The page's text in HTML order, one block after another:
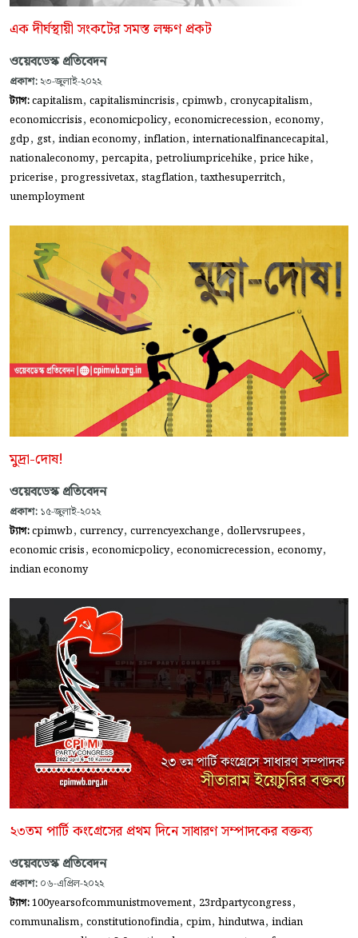
এক দীর্ঘস্থায়ী সংকটের সমস্ত লক্ষণ প্রকট
ওয়েবডেস্ক প্রতিবেদন
প্রকাশ: ২৩-জুলাই-২০২২
ট্যাগ:capitalism, capitalismincrisis, cpimwb, cronycapitalism,
economiccrisis, economicpolicy, economicrecession, economy,
gdp, gst, indian economy, inflation, internationalfinancecapital,
nationaleconomy, percapita, petroliumpricehike, price hike,
pricerise, progressivetax, stagflation,taxthesuperritch,
unemployment
মুদ্রা-দোষ!
ওয়েবডেস্ক প্রতিবেদন
প্রকাশ: ১৫-জুলাই-২০২২
ট্যাগ:cpimwb, currency, currencyexchange, dollervsrupees,
economic crisis, economicpolicy, economicrecession, economy,
indian economy
২৩তম পার্টি কংগ্রেসের প্রথম দিনে সাধারণ সম্পাদকের বক্তব্য
ওয়েবডেস্ক প্রতিবেদন
প্রকাশ: ০৬-এপ্রিল-২০২২
ট্যাগ:100yearsofcommunistmovement, 23rdpartycongress,
communalism, constitutionofindia, cpim, hindutwa, indian